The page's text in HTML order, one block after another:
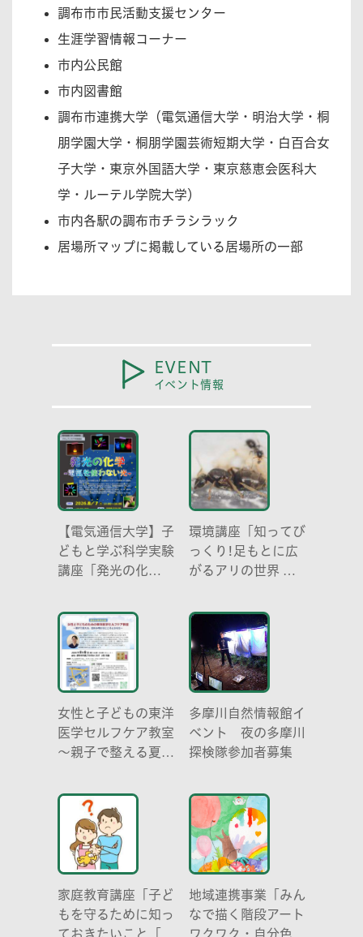
調布市市民活動支援センター
生涯学習情報コーナー
市内公民館
市内図書館
調布市連携大学（電気通信大学・明治大学・桐
朋学園大学・桐朋学園芸術短期大学・白百合女
子大学・東京外国語大学・東京慈恵会医科大
学・ルーテル学院大学）
市内各駅の調布市チラシラック
居場所マップに掲載している居場所の一部
EVENT
イベント情報
【電気通信大学】子
どもと学ぶ科学実験
講座「発光の化
い光-」
環境講座「知ってび
っくり!足もとに広
がるアリの世界 ア
成り立ち、生態系に
おける役割」
女性と子どもの東洋
医学セルフケア教室
～親子で整える夏休
らだ～
多摩川自然情報館イ
ベント 夜の多摩川
探検隊参加者募集
家庭教育講座「子ど
もを守るために知っ
ておきたいこと「プ
地域連携事業「みん
なで描く階段アート
ワクワク・自分色の